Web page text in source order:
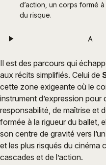
d’action, un corps formé
du risque.
Il est des parcours qui
aux récits simplifiés. Celui de
cette zone exigeante où le
instrument d’expression pour
responsabilité, de maîtrise et
formée à la rigueur du ballet,
son centre de gravité vers
et les plus risqués du cinéma
cascades et de l’action.